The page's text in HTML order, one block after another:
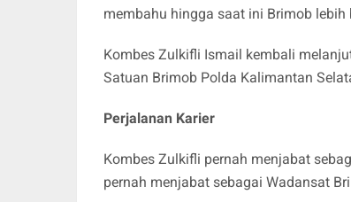
membahu hingga saat ini Brimob lebih
Kombes Zulkifli Ismail kembali
Satuan Brimob Polda Kalimantan
Perjalanan Karier
Kombes Zulkifli pernah menjabat
pernah menjabat sebagai Wadansat